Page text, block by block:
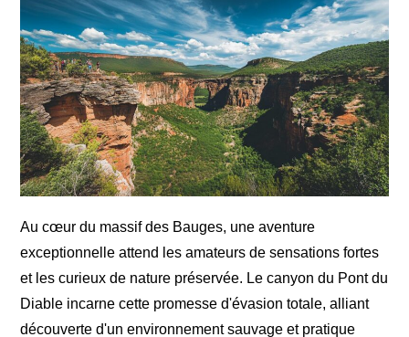
Au cœur du massif des Bauges, une aventure
exceptionnelle attend les amateurs de sensations fortes
et les curieux de nature préservée. Le canyon du Pont du
Diable incarne cette promesse d'évasion totale, alliant
découverte d'un environnement sauvage et pratique